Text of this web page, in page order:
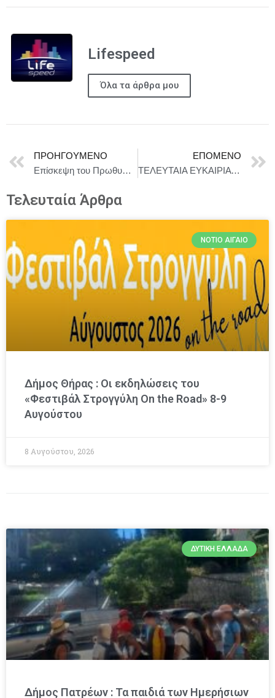
Lifespeed
Όλα τα άρθρα μου
ΠΡΟΗΓΟΎΜΕΝΟ
Επίσκεψη του Πρωθυπουργού Κυριάκου Μητσοτάκη σε περιοχές που έχουν πληγεί από πλημμύρες στον Έβρο
ΕΠΌΜΕΝΟ
ΤΕΛΕΥΤΑΙΑ ΕΥΚΑΙΡΙΑ για τις 3 παραστάσεις: “ΗΜΕΡΗ – Η ΑΝΑΤΟΜΙΑ ΜΙΑΣ ΠΤΩΣΗΣ” + “ΑΣΤΕΡΟΣΚΟΝΗ” + “ΧΑΜΕΝΗ ΑΝΟΙΞΗ”
Τελευταία Άρθρα
ΝΌΤΙΟ ΑΙΓΑΊΟ
Δήμος Θήρας : Οι εκδηλώσεις του
«Φεστιβάλ Στρογγύλη On the Road» 8-9
Αυγούστου
8 Αυγούστου, 2026
ΔΥΤΙΚΉ ΕΛΛΆΔΑ
Δήμος Πατρέων : Τα παιδιά των Ημερήσιων